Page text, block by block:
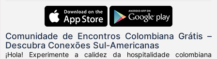
Comunidade de Encontros Colombiana Grátis –
Descubra Conexões Sul-Americanas
¡Hola! Experimente a calidez da hospitalidade colombiana